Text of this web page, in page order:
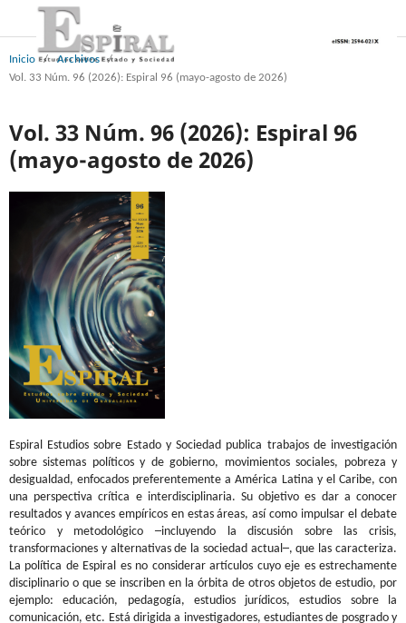
Inicio / Archivos
/
Vol. 33 Núm. 96 (2026): Espiral 96 (mayo-agosto de 2026)
Vol. 33 Núm. 96 (2026): Espiral 96
(mayo-agosto de 2026)
Espiral Estudios sobre Estado y Sociedad publica trabajos de investigación
sobre sistemas políticos y de gobierno, movimientos sociales, pobreza y
desigualdad, enfocados preferentemente a América Latina y el Caribe, con
una perspectiva crítica e interdisciplinaria. Su objetivo es dar a conocer
resultados y avances empíricos en estas áreas, así como impulsar el debate
teórico y metodológico ─incluyendo la discusión sobre las crisis,
transformaciones y alternativas de la sociedad actual─, que las caracteriza.
La política de Espiral es no considerar artículos cuyo eje es estrechamente
disciplinario o que se inscriben en la órbita de otros objetos de estudio, por
ejemplo: educación, pedagogía, estudios jurídicos, estudios sobre la
comunicación, etc. Está dirigida a investigadores, estudiantes de posgrado y